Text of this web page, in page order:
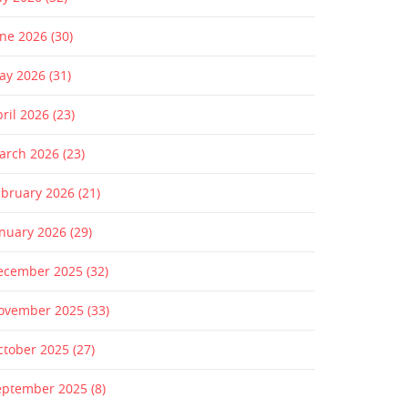
2026 (30)
2026 (31)
2026 (23)
2026 (23)
2026 (21)
2026 (29)
2025 (32)
2025 (33)
2025 (27)
2025 (8)